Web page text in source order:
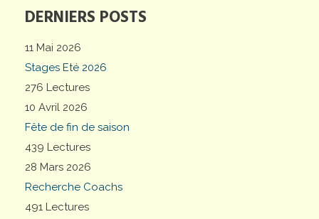
DERNIERS POSTS
11 Mai 2026
Stages Eté 2026
276 Lectures
10 Avril 2026
Fête de fin de saison
439 Lectures
28 Mars 2026
Recherche Coachs
491 Lectures